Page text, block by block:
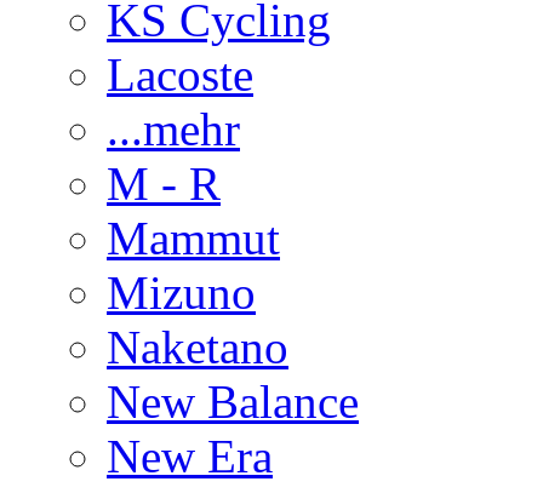
KS Cycling
Lacoste
...mehr
M - R
Mammut
Mizuno
Naketano
New Balance
New Era